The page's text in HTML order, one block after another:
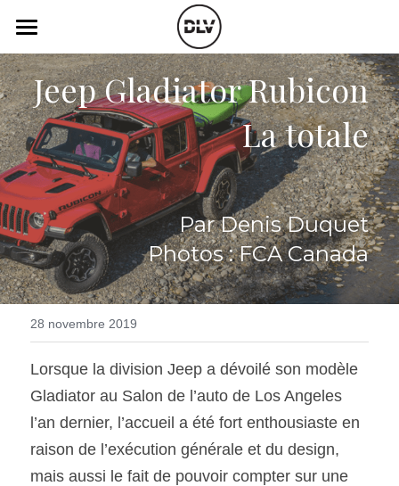
Catégories
Actualité Auto
Électrique
Histoire de chars
Art Automobile
Essais Routier
Opinion
Vidéo
Podcast
Radio FM
Télé RDS
Simulateur
SOUMISSION RAPIDE
ASSURANCE
Jeep Gladiator Rubicon
La totale
Par Denis Duquet
Photos : FCA Canada
28 novembre 2019
Lorsque la division Jeep a dévoilé son modèle
Gladiator au Salon de l’auto de Los Angeles
l’an dernier, l’accueil a été fort enthousiaste en
raison de l’exécution générale et du design,
mais aussi le fait de pouvoir compter sur une
LES CATÉGORIES DE LA BOUTIQUE
Toutes les catégories